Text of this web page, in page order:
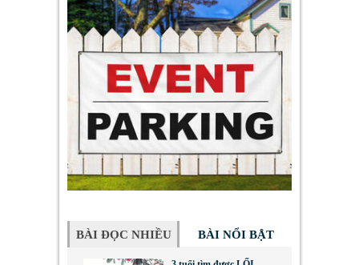
BÀI ĐỌC NHIỀU BÀI NỔI BẬT